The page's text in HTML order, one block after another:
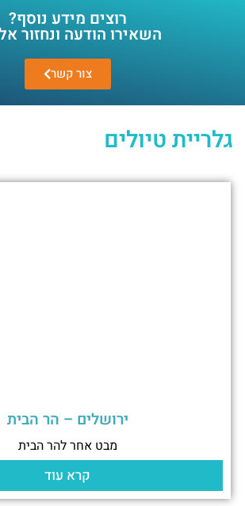
רוצים מידע נוסף?
השאירו הודעה ונחזור
צור קשר
גלריית טיולים
ירושלים – הר הבית
מבט אחר להר הבית
קרא עוד